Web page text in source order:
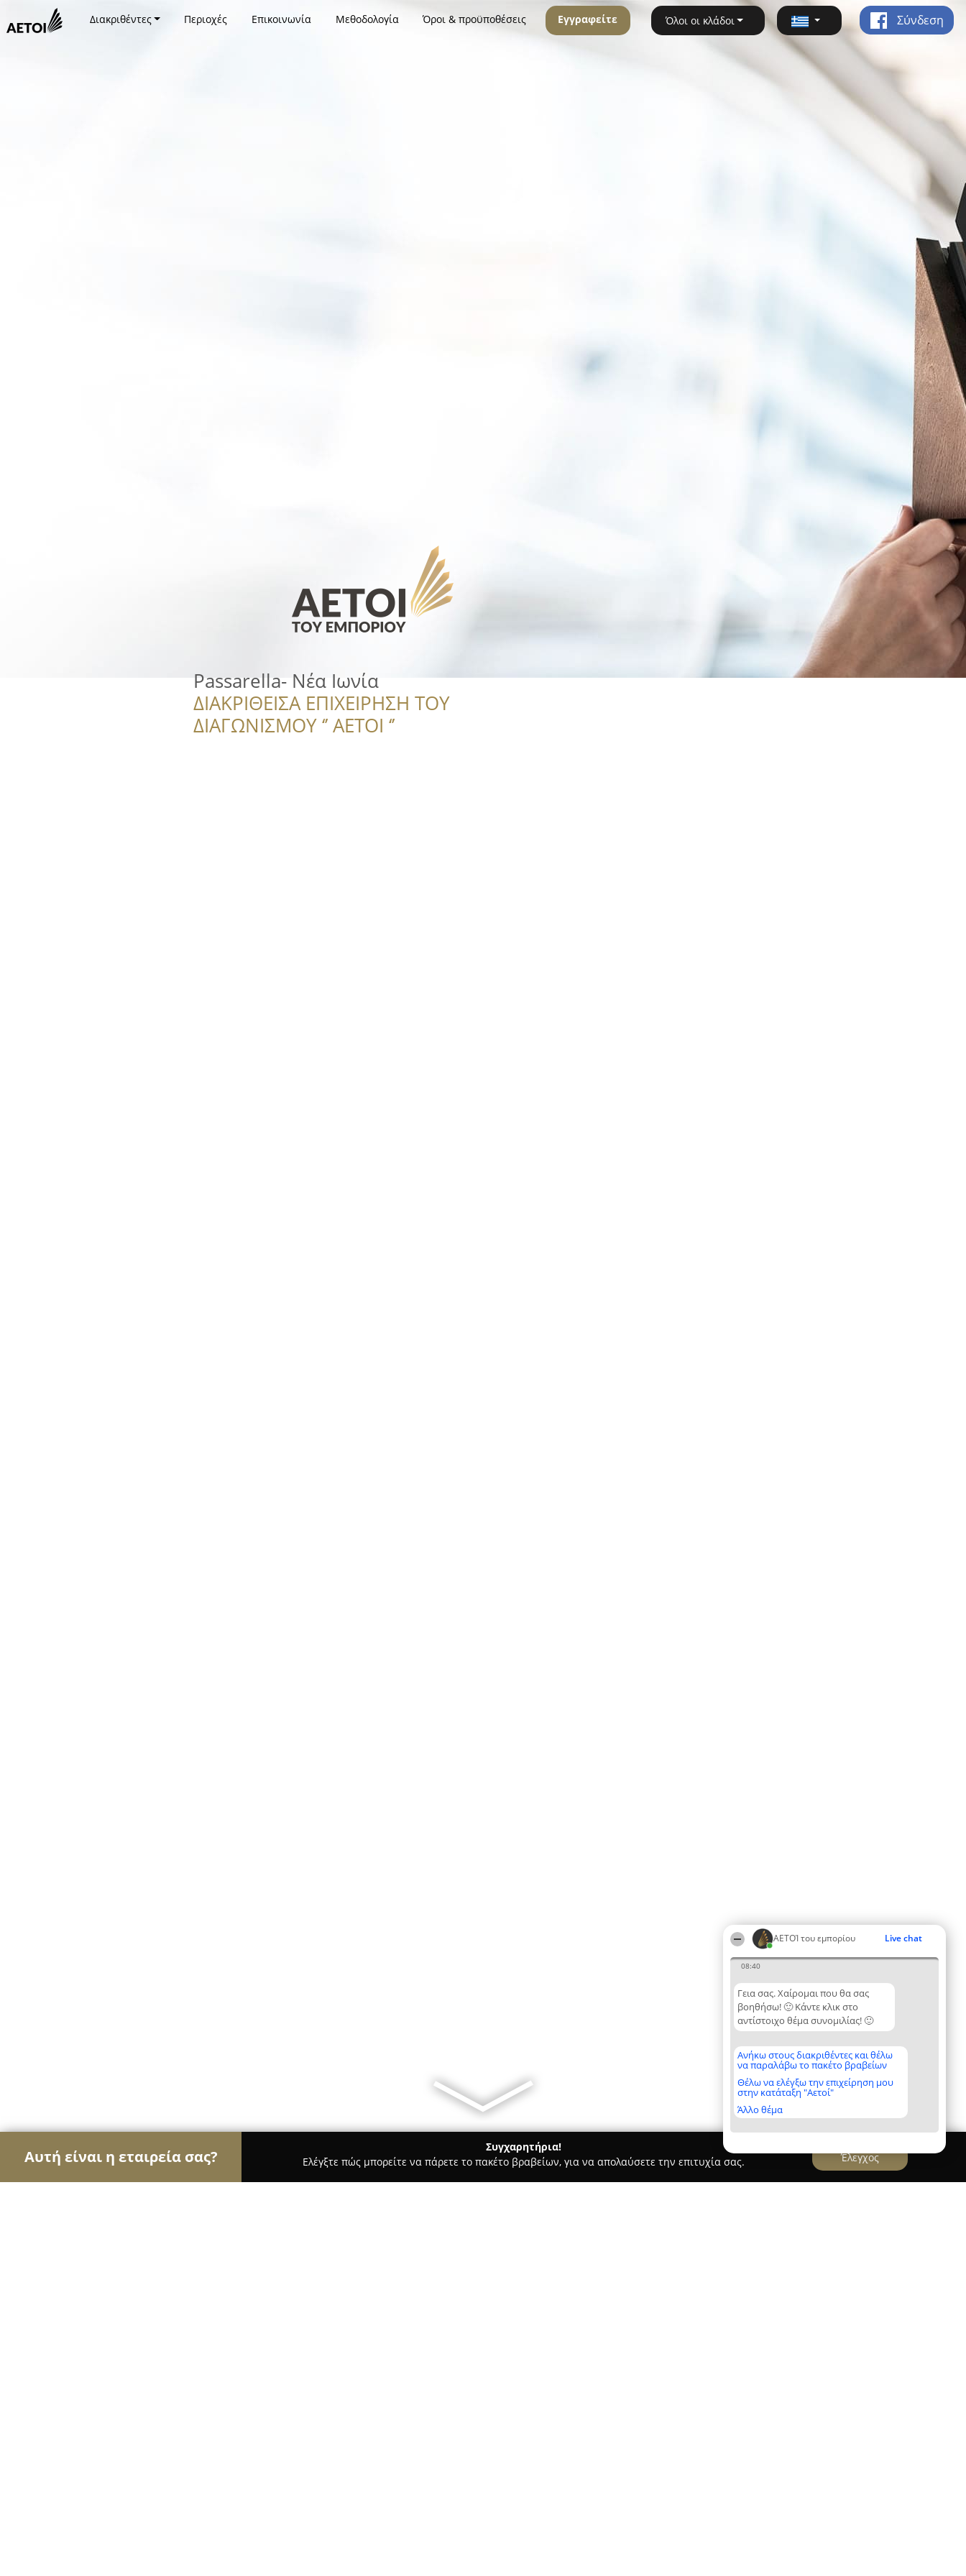
ΑΕΤΟΊ του εμπορίου Live chat
08:40
Γεια σας. Χαίρομαι που θα σας
βοηθήσω! 🙂 Κάντε κλικ στο
αντίστοιχο θέμα συνομιλίας! 🙂
Ανήκω στους διακριθέντες και θέλω
να παραλάβω το πακέτο βραβείων
Θέλω να ελέγξω την επιχείρηση μου
στην κατάταξη "Αετοί"
Άλλο θέμα
Διακριθέντες Περιοχές Επικοινωνία Μεθοδολογία Όροι & προϋποθέσεις Εγγραφείτε Όλοι οι κλάδοι Σύνδεση
Passarella- Nέα Ιωνία
ΔΙΑΚΡΙΘΕΙΣΑ ΕΠΙΧΕΙΡΗΣΗ ΤΟΥ
ΔΙΑΓΩΝΙΣΜΟΥ ‘’ ΑΕΤΟΙ ‘’
Αυτή είναι η εταιρεία σας?
Συγχαρητήρια!
Ελέγξτε πώς μπορείτε να πάρετε το πακέτο βραβείων, για να απολαύσετε την επιτυχία σας.
Έλεγχος